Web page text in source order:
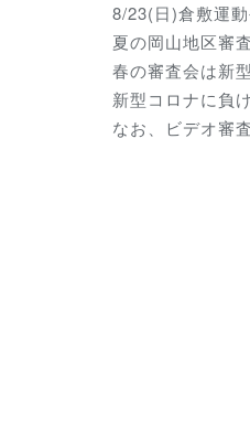
8/23(日)倉敷運
夏の岡山地区審
春の審査会は新
新型コロナに負
なお、ビデオ審